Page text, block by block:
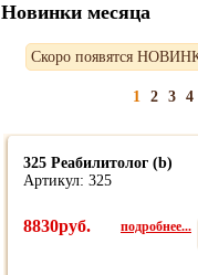
Новинки месяца
Скоро появятся
1 2 3 4
325 Реабилитолог (b)
Артикул: 325
8830руб. подробнее...